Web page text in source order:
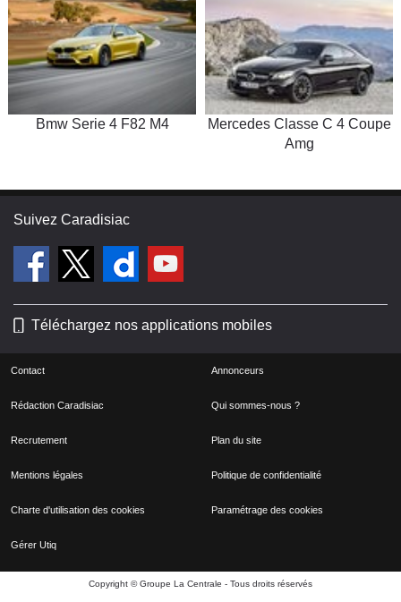
Bmw Serie 4 F82 M4
Mercedes Classe C 4 Coupe
Amg
Suivez Caradisiac
Téléchargez nos applications mobiles
Contact Annonceurs
Rédaction Caradisiac Qui sommes-nous ?
Recrutement Plan du site
Mentions légales Politique de confidentialité
Charte d'utilisation des cookies Paramétrage des cookies
Gérer Utiq
Copyright © Groupe La Centrale - Tous droits réservés